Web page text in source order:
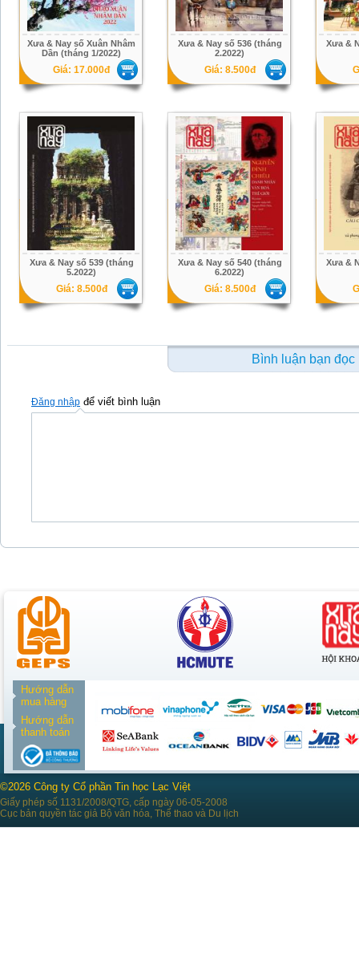
Xưa & Nay số Xuân Nhâm
Dần (tháng 1/2022)
Giá: 17.000đ
Xưa & Nay số 536 (tháng
2.2022)
Giá: 8.500đ
Xưa &
Xưa & Nay số 539 (tháng
5.2022)
Giá: 8.500đ
Xưa & Nay số 540 (tháng
6.2022)
Giá: 8.500đ
Xưa &
Bình luận bạn đọc
Đăng nhập để viết bình luận
Hướng dẫn
mua hàng
Hướng dẫn
thanh toán
©2026 Công ty Cổ phần Tin học Lạc Việt
Giấy phép số 1131/2008/QTG, cấp ngày 06-05-2008
Cục bản quyền tác giả Bộ văn hóa, Thể thao và Du lịch